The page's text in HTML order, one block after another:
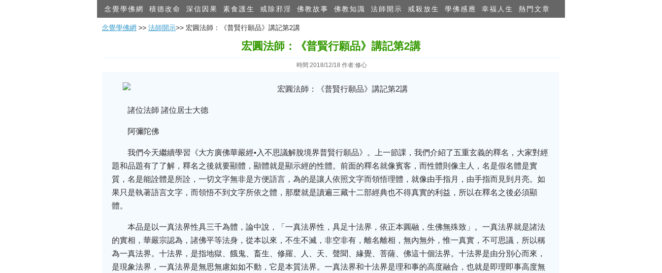
念覺學佛網 積德改命 深信因果 素食護生 戒除邪淫 佛教故事 佛教知識 法師開示 戒殺放生 學佛感應 幸福人生 熱門文章
念覺學佛網 >> 法師開示>> 宏圓法師：《普賢行願品》講記第2講
宏圓法師：《普賢行願品》講記第2講
時間:2018/12/18 作者:修心
諸位法師 諸位居士大德
阿彌陀佛
我們今天繼續學習《大方廣佛華嚴經•入不思議解脫境界普賢行願品》。上一節課，我們介紹了五重玄義的釋名，大家對經
題和品題有了了解，釋名之後就要顯體，顯體就是顯示經的性體。前面的釋名就像賓客，而性體則像主人，名是假名體是實
質，名是能詮體是所詮，一切文字無非是方便語言，為的是讓人依照文字而領悟理體，就像由手指月，由手指而見到月亮。如
果只是執著語言文字，而領悟不到文字所依之體，那麼就是讀遍三藏十二部經典也不得真實的利益，所以在釋名之後必須顯
體。
本品是以一真法界性具三千為體，論中說，「一真法界性，具足十法界，依正本圓融，生佛無殊致」。一真法界就是諸法
的實相，華嚴宗認為，諸佛平等法身，從本以來，不生不滅，非空非有，離名離相，無內無外，惟一真實，不可思議，所以稱
為一真法界。十法界，是指地獄、餓鬼、畜生、修羅、人、天、聲聞、緣覺、菩薩、佛這十個法界。十法界是由分別心而來，
是現象法界，一真法界是無思無慮如如不動，它是本質法界。一真法界和十法界是理和事的高度融合，也就是即理即事高度無